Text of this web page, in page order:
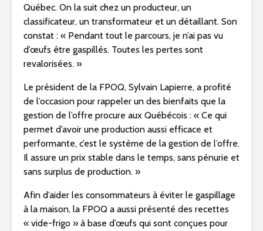
Québec. On la suit chez un producteur, un
classificateur, un transformateur et un détaillant. Son
constat : « Pendant tout le parcours, je n’ai pas vu
d’œufs être gaspillés. Toutes les pertes sont
revalorisées. »
Le président de la FPOQ, Sylvain Lapierre, a profité
de l’occasion pour rappeler un des bienfaits que la
gestion de l’offre procure aux Québécois : « Ce qui
permet d’avoir une production aussi efficace et
performante, c’est le système de la gestion de l’offre.
Il assure un prix stable dans le temps, sans pénurie et
sans surplus de production. »
Afin d’aider les consommateurs à éviter le gaspillage
à la maison, la FPOQ a aussi présenté des recettes
« vide-frigo » à base d’œufs qui sont conçues pour